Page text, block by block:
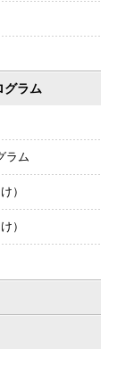
グラム
ラム
）
）